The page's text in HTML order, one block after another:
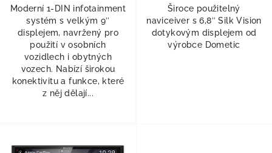
Moderní 1-DIN infotainment
systém s velkým 9″
displejem, navržený pro
použití v osobních
vozidlech i obytných
vozech. Nabízí širokou
konektivitu a funkce, které
z něj dělají...
Široce použitelný
naviceiver s 6,8″ Silk Vision
dotykovým displejem od
výrobce Dometic